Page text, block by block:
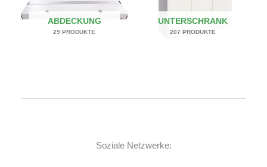
ABDECKUNG
29 PRODUKTE
UNTERSCHRANK
207 PRODUKTE
Soziale Netzwerke: